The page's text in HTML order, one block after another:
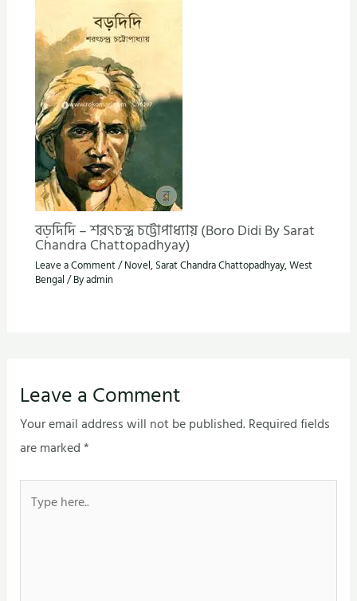
বড়দিদি – শরৎচন্দ্র চট্টোপাধ্যায় (Boro Didi By Sarat
Chandra Chattopadhyay)
Leave a Comment/Novel, Sarat Chandra Chattopadhyay,West
Bengal / Byadmin
Leave a Comment
Your email address will not be published.Required fields
are marked*
here..